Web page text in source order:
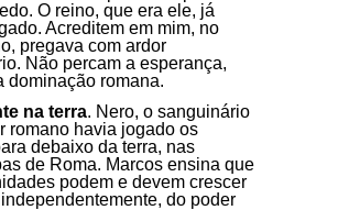
O reino, que era ele, já
Acreditem em mim, no
pregava com ardor
Não percam a esperança,
dominação romana.
na terra. Nero, o sanguinário
romano havia jogado os
debaixo da terra, nas
de Roma. Marcos ensina que
podem e devem crescer
do poder